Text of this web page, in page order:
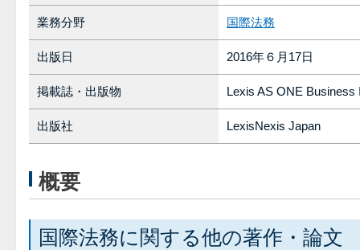
業務分野 国際法務
出版日 2016年６月17日
掲載誌・出版物 Lexis AS ONE Business
出版社 LexisNexis Japan
概要
国際法務に関する他の著作・論文